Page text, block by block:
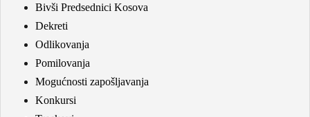
Bivši Predsednici Kosova
Dekreti
Odlikovanja
Pomilovanja
Mogućnosti zapošljavanja
Konkursi